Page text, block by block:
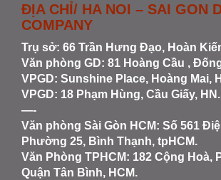
ĐỊA CHỈ/ HA NOI – SAI GON
COMPANY
Trụ sở: 66 Trần Hưng Đạo, Hoàn
Văn phòng GD: 81 Hoàng Cầu ,
VPGD: Sunshine Place, Hoàng Mai,
VPGD: 18 Phạm Hùng, Cầu Giấy, HN.
—-
Văn phòng Sài Gòn HCM: Số 561
Phường 25, Bình Thạnh, tpHCM.
Văn Phòng TPHCM: 182 Cộng Hoà,
Quận Tân Bình, HCM.